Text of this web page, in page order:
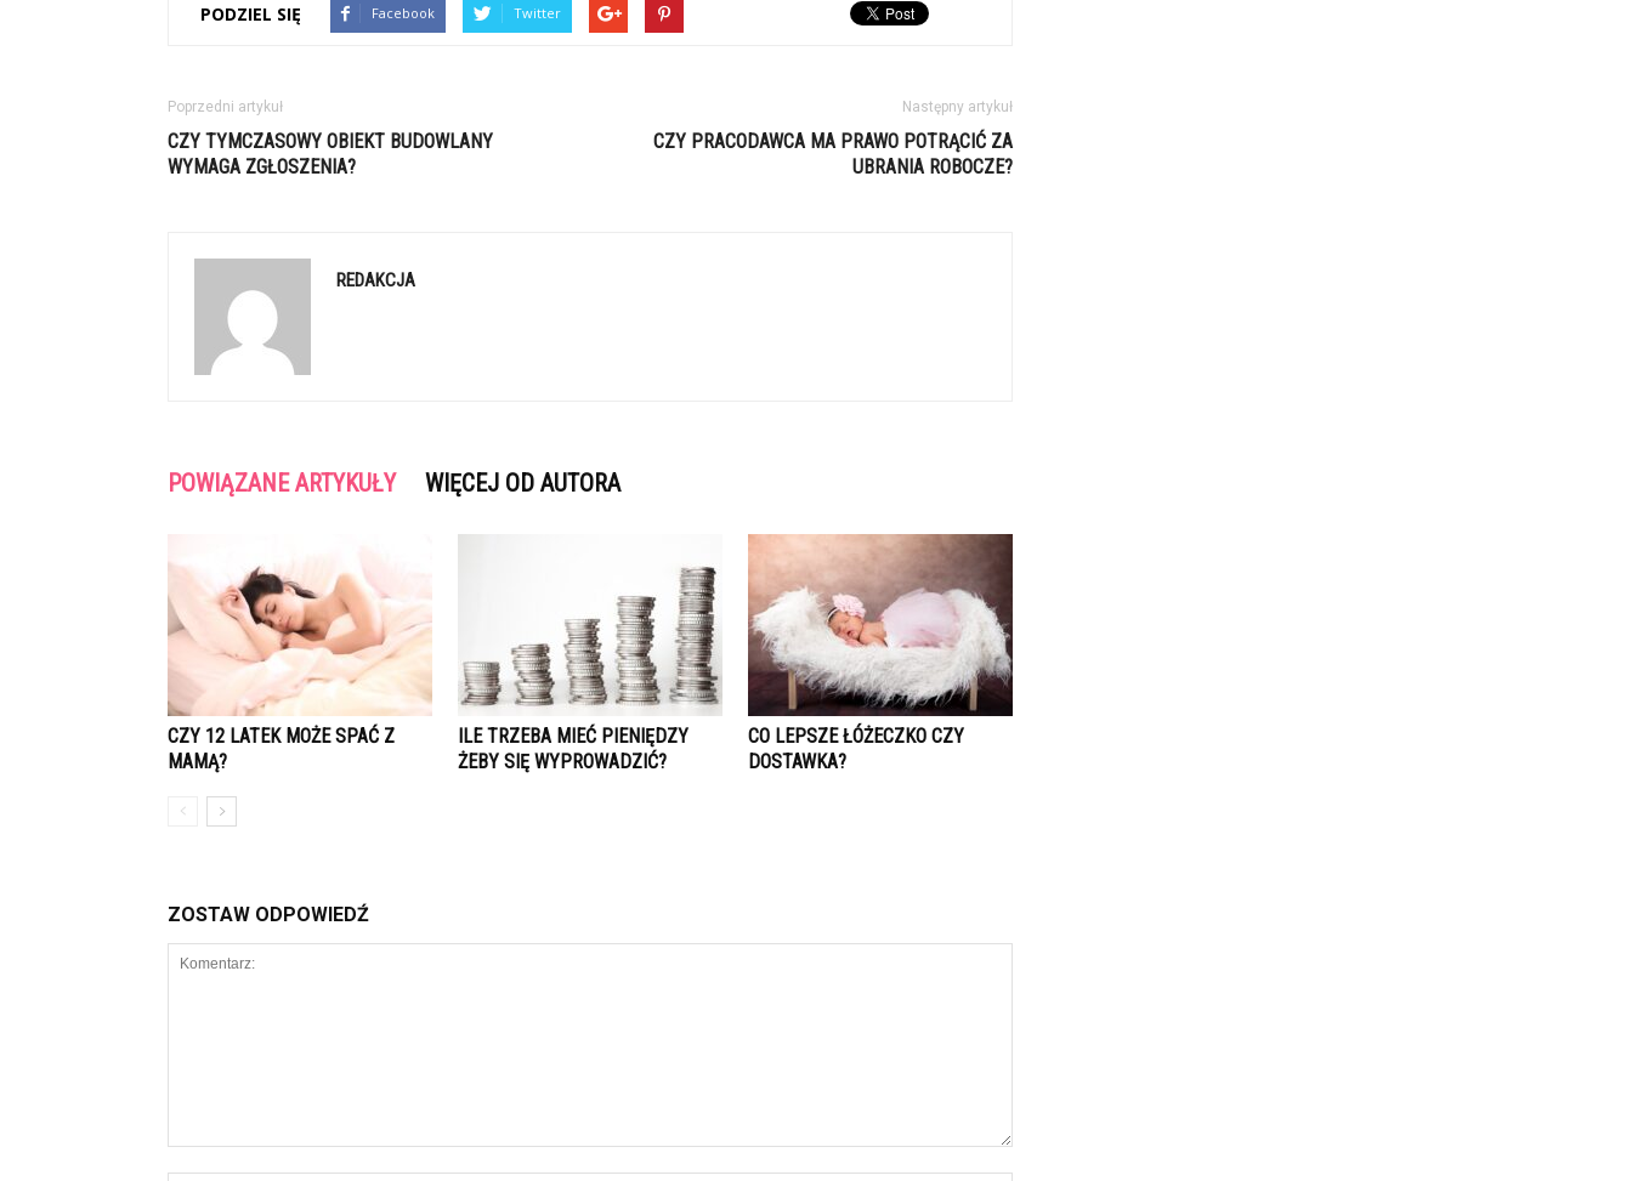
PODZIEL SIĘ Facebook Twitter
Poprzedni artykuł
CZY TYMCZASOWY OBIEKT BUDOWLANY
WYMAGA ZGŁOSZENIA?
Następny artykuł
CZY PRACODAWCA MA PRAWO POTRĄCIĆ ZA
UBRANIA ROBOCZE?
REDAKCJA
POWIĄZANE ARTYKUŁY WIĘCEJ OD AUTORA
CZY 12 LATEK MOŻE SPAĆ Z
MAMĄ?
ILE TRZEBA MIEĆ PIENIĘDZY
ŻEBY SIĘ WYPROWADZIĆ?
CO LEPSZE ŁÓŻECZKO CZY
DOSTAWKA?
ZOSTAW ODPOWIEDŹ